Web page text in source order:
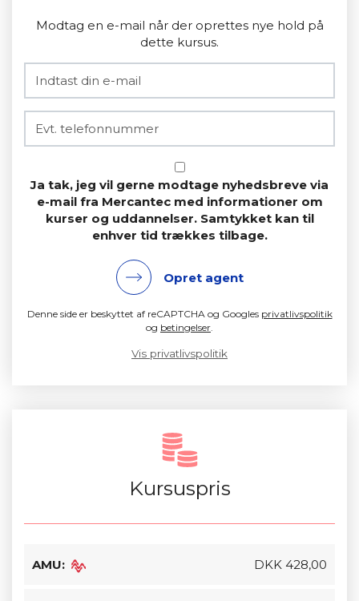
Modtag en e-mail når der oprettes nye hold på
dette kursus.
Ja tak, jeg vil gerne modtage nyhedsbreve via
e-mail fra Mercantec med informationer om
kurser og uddannelser. Samtykket kan til
enhver tid trækkes tilbage.
Opret agent
Denne side er beskyttet af reCAPTCHA og Googles privatlivspolitik
og betingelser.
Vis privatlivspolitik
Kursuspris
AMU: DKK 428,00